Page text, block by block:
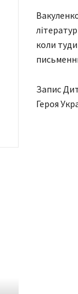
коли
Запис
Героя